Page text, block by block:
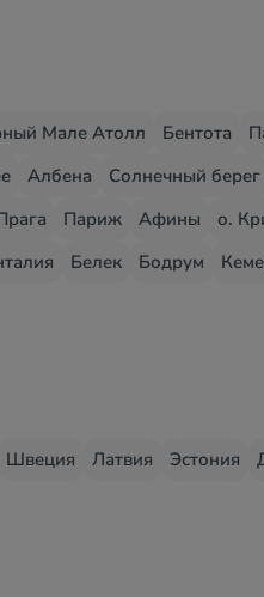
Мале Атолл Бентота
Албена
Солнечный берег
Париж Афины
о.
Белек Бодрум
Швеция Латвия Эстония